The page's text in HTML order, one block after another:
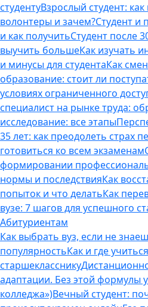
студентуВзрослый студент:
волонтеры и зачем?Студент и
и как получитьСтудент после
выучить большеКак изучать
и минусы для студентаКак
образование: стоит ли
условиях ограниченного
специалист на рынке труда:
исследование: все этапы
35 лет: как преодолеть страх
готовиться ко всем экзаменам
формировании
нормы и последствияКак
попыток и что делатьКак
вузе: 7 шагов для успешного
Абитуриентам
Как выбрать вуз, если не
популярностьКак и где
старшекласснику
адаптации. Без этой формулы
колледжа»)Вечный студент: